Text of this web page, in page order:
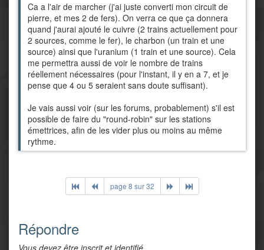
Ca a l'air de marcher (j'ai juste converti mon circuit de
pierre, et mes 2 de fers). On verra ce que ça donnera
quand j'aurai ajouté le cuivre (2 trains actuellement pour
2 sources, comme le fer), le charbon (un train et une
source) ainsi que l'uranium (1 train et une source). Cela
me permettra aussi de voir le nombre de trains
réellement nécessaires (pour l'instant, il y en a 7, et je
pense que 4 ou 5 seraient sans doute suffisant).
Je vais aussi voir (sur les forums, probablement) s'il est
possible de faire du "round-robin" sur les stations
émettrices, afin de les vider plus ou moins au même
rythme.
page 8 sur 32
Répondre
Vous devez être inscrit et identifié.